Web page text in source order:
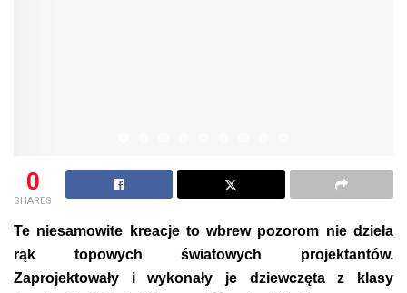
0
SHARES
Te niesamowite kreacje to wbrew pozorom nie dzieła
rąk topowych światowych projektantów.
Zaprojektowały i wykonały je dziewczęta z klasy